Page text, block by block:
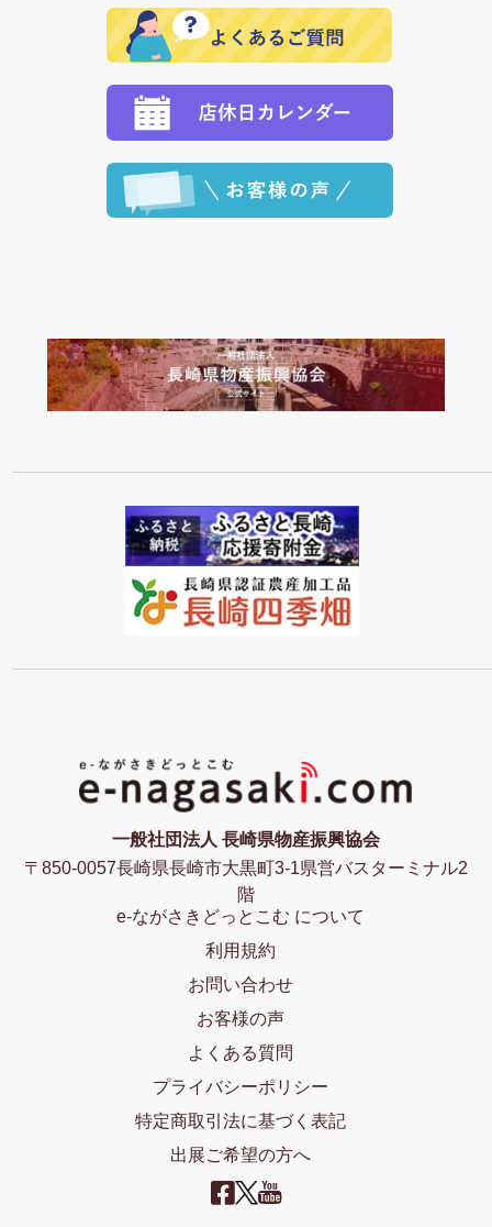
願いいたします。
定された場合は、準備出来次第の便にてお送りいたし
ます。 （到着日指定をされている場合は、ご指定の日
程に合わせてお届けいたします。）
一般社団法人 長崎県物産振興協会
〒850-0057長崎県長崎市大黒町3-1県営バスターミナル2
階
e-ながさきどっとこむ について
利用規約
お問い合わせ
お客様の声
よくある質問
プライバシーポリシー
特定商取引法に基づく表記
出展ご希望の方へ